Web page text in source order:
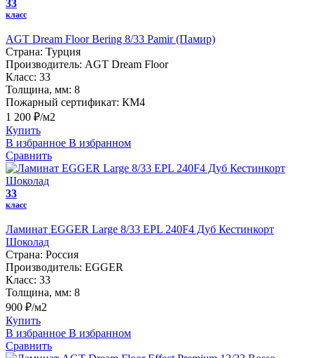
33
класс
AGT Dream Floor Bering 8/33 Pamir (Памир)
Страна: Турция
Производитель: AGT Dream Floor
Класс: 33
Толщина, мм: 8
Пожарный сертификат: КМ4
1 200 ₽/м2
Купить
В избранное В избранном
Сравнить
33
класс
Ламинат EGGER Large 8/33 EPL 240F4 Дуб Кестинкорт
Шоколад
Страна: Россия
Производитель: EGGER
Класс: 33
Толщина, мм: 8
900 ₽/м2
Купить
В избранное В избранном
Сравнить